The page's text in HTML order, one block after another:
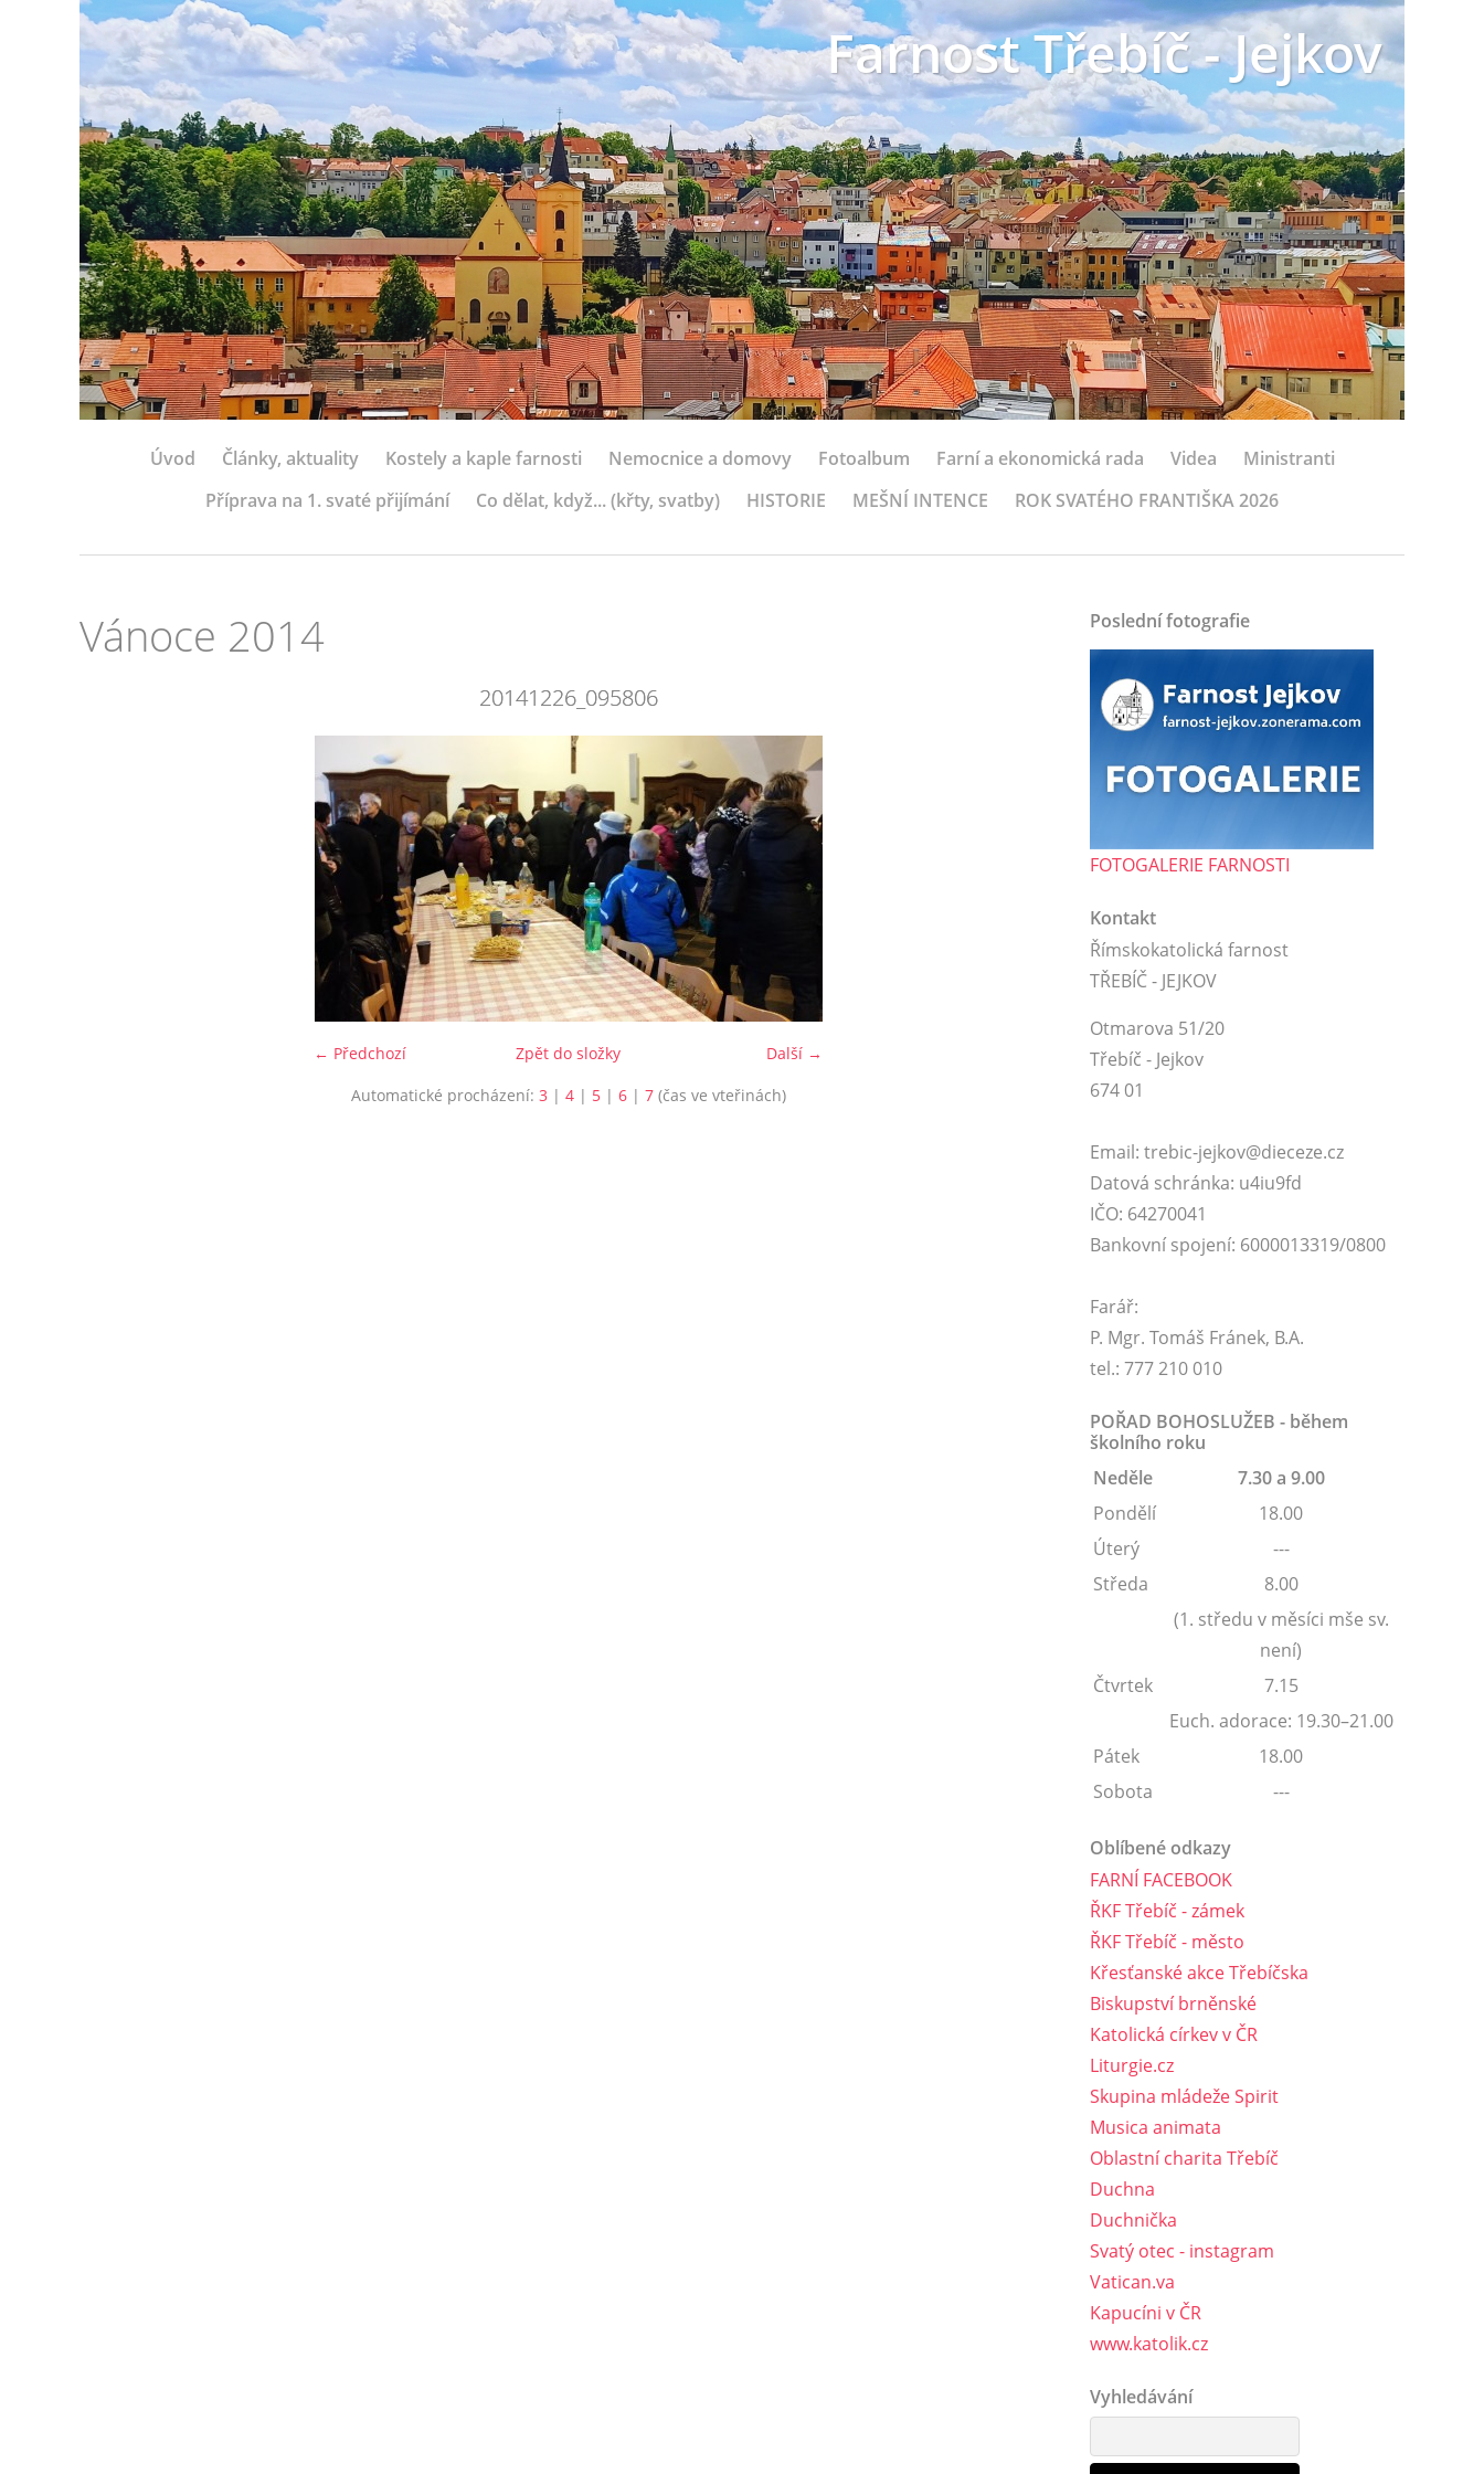
Farnost Třebíč - Jejkov
Úvod Články, aktuality Kostely a kaple farnosti Nemocnice a domovy Fotoalbum Farní a ekonomická rada Videa
Ministranti
Příprava na 1. svaté přijímání
Co dělat, když... (křty, svatby) HISTORIE MEŠNÍ INTENCE ROK SVATÉHO FRANTIŠKA 2026
Vánoce 2014
20141226_095806
← Předchozí Další →
Zpět do složky
Automatické procházení: 3 | 4| 5| 6| 7(čas ve vteřinách)
Poslední fotografie
FOTOGALERIE FARNOSTI
Kontakt
Římskokatolická farnost
TŘEBÍČ - JEJKOV
Otmarova 51/20
Třebíč - Jejkov
674 01
Email: trebic-jejkov@dieceze.cz
Datová schránka: u4iu9fd
IČO: 64270041
Bankovní spojení: 6000013319/0800
Farář:
P. Mgr. Tomáš Fránek, B.A.
tel.: 777 210 010
POŘAD BOHOSLUŽEB - během
školního roku
Neděle
7.30 a 9.00
Pondělí
18.00
Úterý
---
Středa
8.00
(1. středu v měsíci mše sv.
není)
Čtvrtek
7.15
Euch. adorace: 19.30–21.00
Pátek
18.00
Sobota
---
Oblíbené odkazy
FARNÍ FACEBOOK
ŘKF Třebíč - zámek
ŘKF Třebíč - město
Křesťanské akce Třebíčska
Biskupství brněnské
Katolická církev v ČR
Liturgie.cz
Skupina mládeže Spirit
Musica animata
Oblastní charita Třebíč
Duchna
Duchnička
Svatý otec - instagram
Vatican.va
Kapucíni v ČR
www.katolik.cz
Vyhledávání